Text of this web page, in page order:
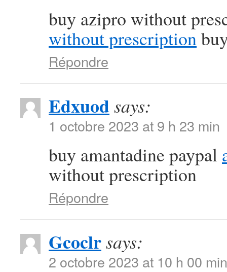
buy azipro without
without prescription
Répondre
Edxuodsays:
1 octobre 2023 at 9 h 23 min
buy amantadine paypal
without prescription
Répondre
Gcoclrsays:
2 octobre 2023 at 10 h 00 min